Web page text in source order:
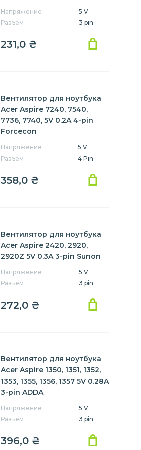
Напряжение
5 V
Разъем
3 pin
231,0 ₴
Вентилятор для ноутбука
Acer Aspire 7240, 7540,
7736, 7740, 5V 0.2A 4-pin
Forcecon
Напряжение
5 V
Разъем
4 Pin
358,0 ₴
Вентилятор для ноутбука
Acer Aspire 2420, 2920,
2920Z 5V 0.3A 3-pin Sunon
Напряжение
5 V
Разъем
3 pin
272,0 ₴
Вентилятор для ноутбука
Acer Aspire 1350, 1351, 1352,
1353, 1355, 1356, 1357 5V 0.28A
3-pin ADDA
Напряжение
5 V
Разъем
3 pin
396,0 ₴